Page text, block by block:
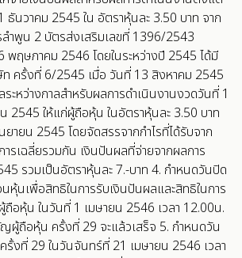
ธันวาคม 2545 ใน อัตราหุ้นละ 3.50 บาท จาก
ลำพูน 2 บัตรส่งเสริมเลขที่ 1396/2543
พฤษภาคม 2546 โดยในระหว่างปี 2545 ได้มี
ครั้งที่ 6/2545 เมื่อ วันที่ 13 สิงหาคม 2545
ะหว่างกาลสำหรับผลการดำเนินงานงวดวันที่ 1
2545 ให้แก่ผู้ถือหุ้น ในอัตราหุ้นละ 3.50 บาท
ายน 2545 โดยจัดสรรจากกำไรที่ได้รับจาก
รเฉลี่ยรวมกัน เงินปันผลที่จ่ายจากผลการ
รวมเป็นอัตราหุ้นละ 7.-บาท 4. กำหนดวันปิด
หุ้นเพื่อสิทธิในการรับเงินปันผลและสิทธิในการ
ถือหุ้น ในวันที่ 1 เมษายน 2546 เวลา 12.00น.
ญผู้ถือหุ้น ครั้งที่ 29 จะแล้วเสร็จ 5. กำหนดวัน
งที่ 29 ในวันจันทร์ที่ 21 เมษายน 2546 เวลา